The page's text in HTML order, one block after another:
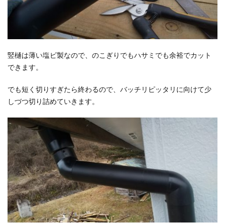
竪樋は薄い塩ビ製なので、のこぎりでもハサミでも余裕でカット
できます。
でも短く切りすぎたら終わるので、バッチリピッタリに向けて少
しづつ切り詰めていきます。